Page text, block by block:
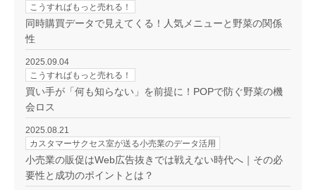
こうすればもっと売れる！
同時購買データで見えてくる！人気メニューと野菜の関係
性
2025.09.04
こうすればもっと売れる！
買い手が「何も知らない」を前提に！POPで防ぐ野菜の機
会ロス
2025.08.21
カスタマーサクセス室が送る小売業のデータ活用
小売業の販促はWeb広告抜きでは戦えない時代へ｜その必
要性と成功のポイントとは？